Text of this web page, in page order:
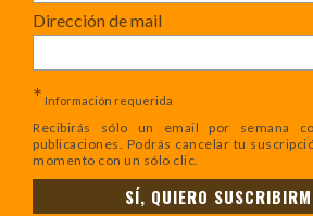
Dirección de mail
* Información requerida
Recibirás sólo un email por semana
publicaciones. Podrás cancelar tu
momento con un sólo clic.